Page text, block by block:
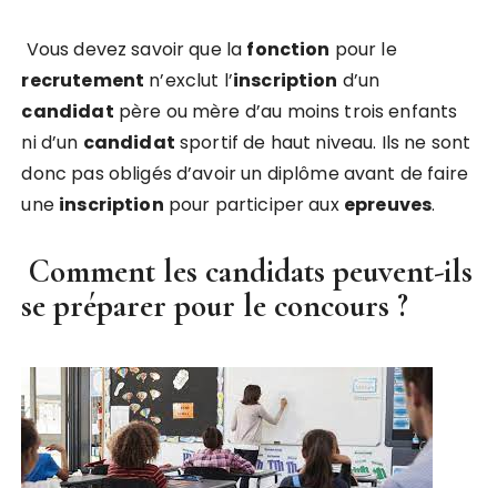
Vous devez savoir que la fonction pour le
recrutement n’exclut l’inscription d’un
candidat père ou mère d’au moins trois enfants
ni d’un candidat sportif de haut niveau. Ils ne sont
donc pas obligés d’avoir un diplôme avant de faire
une inscription pour participer aux epreuves.
Comment les candidats peuvent-ils
se préparer pour le concours ?